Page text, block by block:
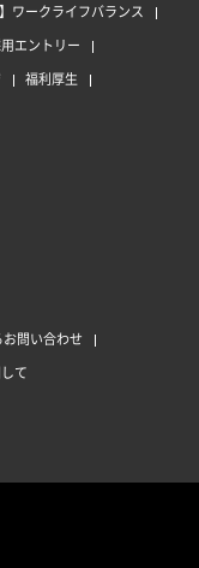
】ワークライフバランス
エントリー
福利厚生
問い合わせ
て